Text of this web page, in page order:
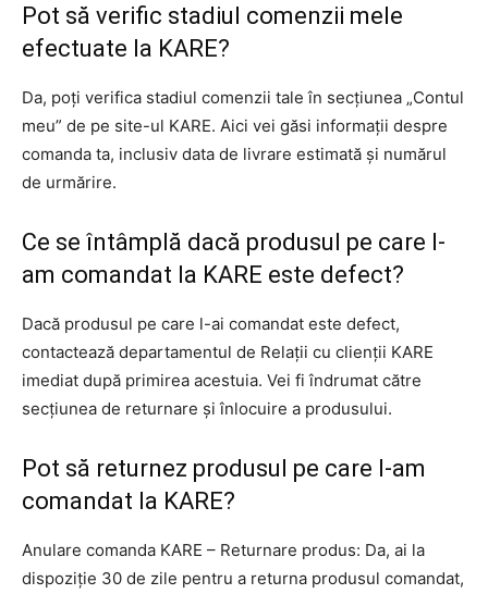
Pot să verific stadiul comenzii mele
efectuate la KARE?
Da, poți verifica stadiul comenzii tale în secțiunea „Contul
meu” de pe site-ul KARE. Aici vei găsi informații despre
comanda ta, inclusiv data de livrare estimată și numărul
de urmărire.
Ce se întâmplă dacă produsul pe care l-
am comandat la KARE este defect?
Dacă produsul pe care l-ai comandat este defect,
contactează departamentul de Relații cu clienții KARE
imediat după primirea acestuia. Vei fi îndrumat către
secțiunea de returnare și înlocuire a produsului.
Pot să returnez produsul pe care l-am
comandat la KARE?
Anulare comanda KARE – Returnare produs: Da, ai la
dispoziție 30 de zile pentru a returna produsul comandat,